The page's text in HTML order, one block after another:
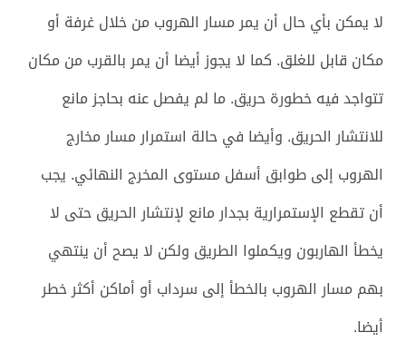
لا يمكن بأي حال أن يمر مسار الهروب من خلال غرفة أو
مكان قابل للغلق. كما لا يجوز أيضا أن يمر بالقرب من مكان
تتواجد فيه خطورة حريق. ما لم يفصل عنه بحاجز مانع
للانتشار الحريق. وأيضا في حالة استمرار مسار مخارج
الهروب إلى طوابق أسفل مستوى المخرج النهائي. يجب
أن تقطع الإستمرارية بجدار مانع لإنتشار الحريق حتى لا
يخطأ الهاربون ويكملوا الطريق ولكن لا يصح أن ينتهي
بهم مسار الهروب بالخطأ إلى سرداب أو أماكن أكثر خطر
أيضا.